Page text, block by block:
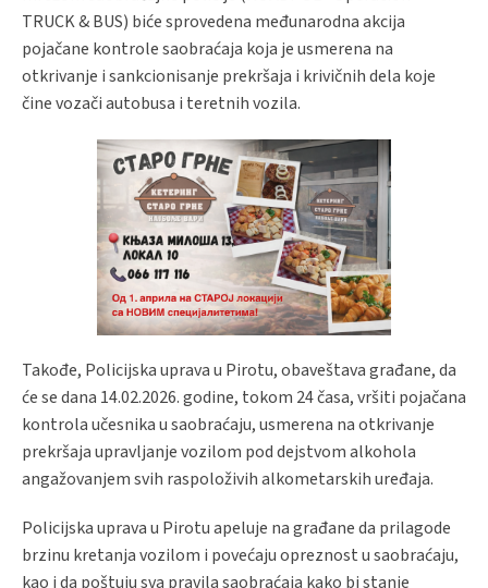
TRUCK & BUS) biće sprovedena međunarodna akcija
pojačane kontrole saobraćaja koja je usmerena na
otkrivanje i sankcionisanje prekršaja i krivičnih dela koje
čine vozači autobusa i teretnih vozila.
Takođe, Policijska uprava u Pirotu, obaveštava građane, da
će se dana 14.02.2026. godine, tokom 24 časa, vršiti pojačana
kontrola učesnika u saobraćaju, usmerena na otkrivanje
prekršaja upravljanje vozilom pod dejstvom alkohola
angažovanjem svih raspoloživih alkometarskih uređaja.
Policijska uprava u Pirotu apeluje na građane da prilagode
brzinu kretanja vozilom i povećaju opreznost u saobraćaju,
kao i da poštuju sva pravila saobraćaja kako bi stanje